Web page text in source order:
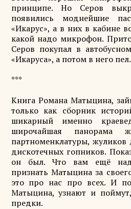
принципе. Но Серов
появились моднейшие
«Икарус», а в них в кабине
какой надо микрофон.
Серов покупал в
«Икаруса», а потом в него пел.
***
Книга Романа Матыцина,
только как сборник
шикарный именно
широчайшая
партноменклатуры,
дискотечных гопников.
он был. Что вам ещё
признать Матыцина за
это про нас про всех. И
Матыцина, узнают и
предки.